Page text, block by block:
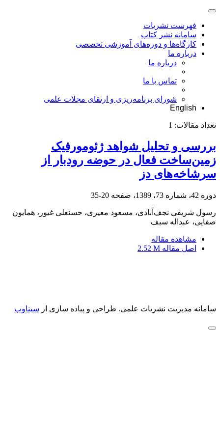
فهرست نشریات
سامانه نشر کتاب
کارگاه‌ها و دوره‌های آموزشی تخصصی
درباره ما
درباره ما
تماس با ما
شورای برنامه‌ریزی و ارتقای مجلات علمی
English
تعداد مقالات: 1
بررسی و تحلیل شواهد ژئومورفیک
زمین‌ساخت فعال در حوضه رودبار از
سرشاخه‌های دز
دوره 42، شماره 73، 1389، صفحه 20-35
رسول شریفی نجف‌آبادی، مسعود معیری، حسنعلی غیور، همایون
صفایی، عبداله سیف
مشاهده مقاله
اصل مقاله 2.52 M
سامانه مدیریت نشریات علمی. طراحی و پیاده سازی از سیناوب